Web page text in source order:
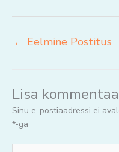
← Eelmine Postitus
Lisa
Sinu e-postiaadressi ei
*-ga